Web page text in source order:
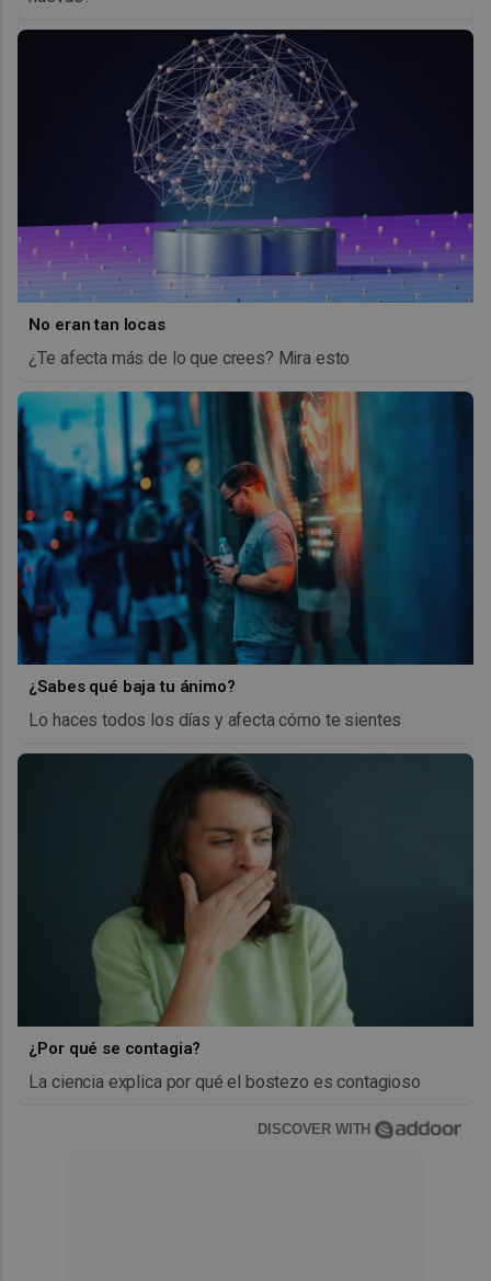
No eran tan locas
¿Te afecta más de lo que crees? Mira esto
¿Sabes qué baja tu ánimo?
Lo haces todos los días y afecta cómo te sientes
¿Por qué se contagia?
La ciencia explica por qué el bostezo es contagioso
DISCOVER WITH